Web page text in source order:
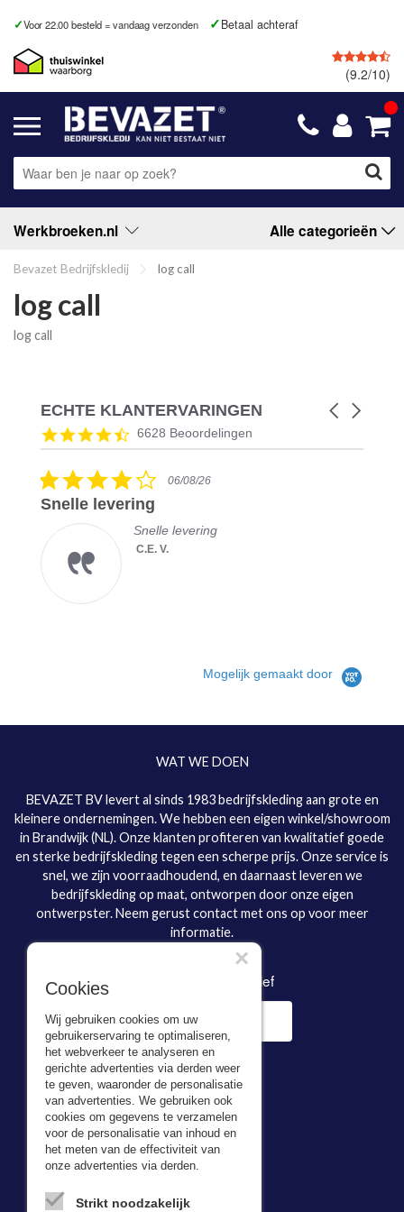
Voor 22.00 besteld = vandaag verzonden Betaal achteraf
(9.2/10)
Werkbroeken.nl Alle categorieën
Bevazet Bedrijfskledij log call
log call
log call
ECHTE KLANTERVARINGEN
Reviews
carousel
Carousel
4.5
star
6628 Beoordelingen
4.006/08/26
Snelle levering
Snelle levering
C.E. V.
Mogelijk gemaakt door
WAT WE DOEN
BEVAZET BV levert al sinds 1983 bedrijfskleding aan grote en
kleinere ondernemingen. We hebben een eigen winkel/showroom
in Brandwijk (NL). Onze klanten profiteren van kwalitatief goede
en sterke bedrijfskleding tegen een scherpe prijs. Onze service is
snel, we zijn voorraadhoudend, en daarnaast leveren we
bedrijfskleding op maat, ontworpen door onze eigen
ontwerpster. Neem gerust contact met ons op voor meer
informatie.
Inschrijven nieuwsbrief
Adresgegevens
Kerkweg 5,
Cookies
Wij gebruiken cookies om uw
gebruikerservaring te optimaliseren,
het webverkeer te analyseren en
gerichte advertenties via derden weer
te geven, waaronder de personalisatie
van advertenties. We gebruiken ook
cookies om gegevens te verzamelen
voor de personalisatie van inhoud en
het meten van de effectiviteit van
onze advertenties via derden.
Strikt noodzakelijk
×